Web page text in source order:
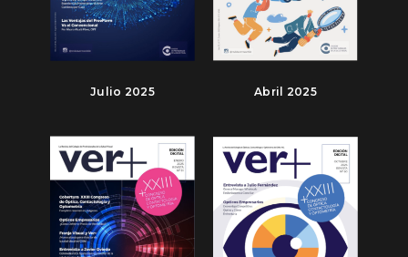
Julio 2025 Abril 2025